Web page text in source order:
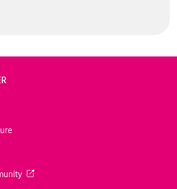
neuen Tab geöffnet)
(Wird in einem neuen Tab geöffnet)